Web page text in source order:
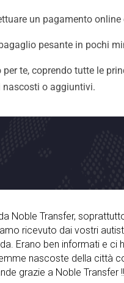
un pagamento online
pesante in pochi
te, coprendo tutte le
nascosti o aggiuntivi.
soprattutto per
autisti durante il
e ci hanno
città con pieno
Transfer !!